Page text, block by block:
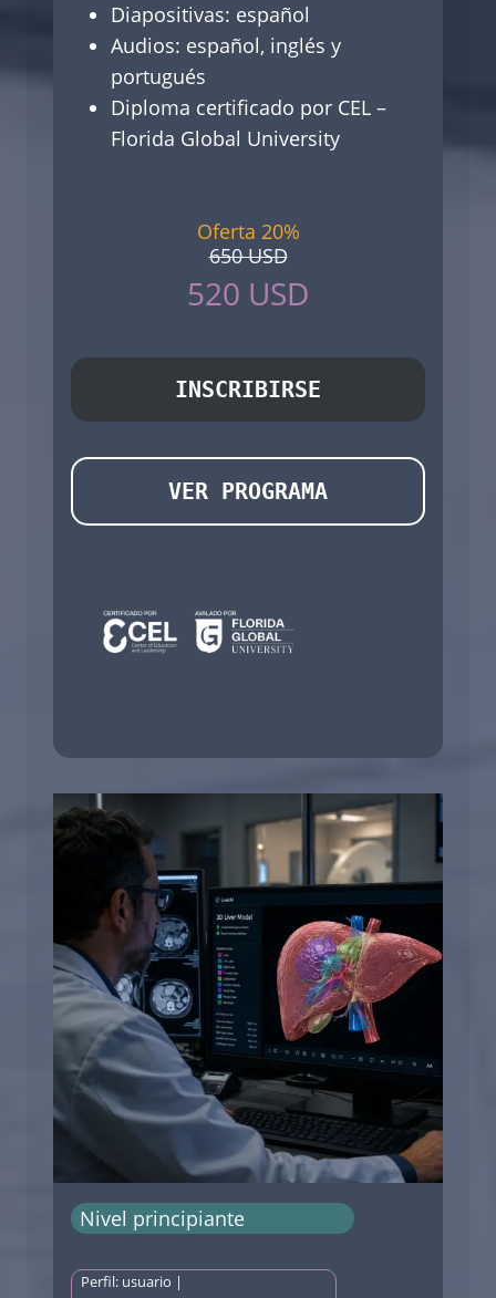
Diapositivas: español
Audios: español, inglés y
portugués
Diploma certificado por CEL –
Florida Global University
Oferta 20%
650 USD
520 USD
INSCRIBIRSE
VER PROGRAMA
Nivel principiante
Perfil: usuario |